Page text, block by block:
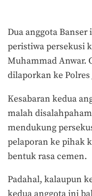
Dua anggota
peristiwa persekusi
Muhammad Anwar.
dilaporkan ke Polres
Kesabaran kedua
malah
mendukung
pelaporan ke pihak
bentuk rasa cemen.
Padahal, kalaupun